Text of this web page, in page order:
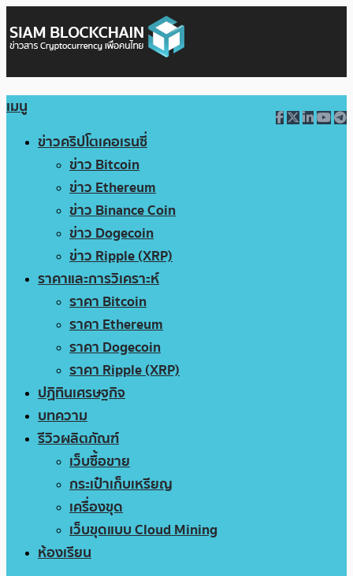
เมนู
ข่าวคริปโตเคอเรนซี่
ข่าว Bitcoin
ข่าว Ethereum
ข่าว Binance Coin
ข่าว Dogecoin
ข่าว Ripple (XRP)
ราคาและการวิเคราะห์
ราคา Bitcoin
ราคา Ethereum
ราคา Dogecoin
ราคา Ripple (XRP)
ปฏิทินเศรษฐกิจ
บทความ
รีวิวผลิตภัณฑ์
เว็บซื้อขาย
กระเป๋าเก็บเหรียญ
เครื่องขุด
เว็บขุดแบบ Cloud Mining
ห้องเรียน